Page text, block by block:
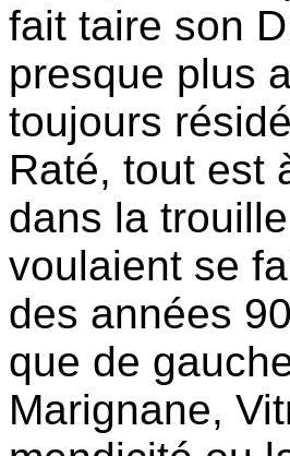
fait taire son
presque plus
toujours
Raté, tout est
dans la
voulaient se
des années
que de
Marignane,